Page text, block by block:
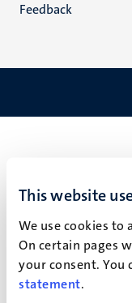
This website
We use cookies
On certain pages
your consent. You
statement.
Feedback